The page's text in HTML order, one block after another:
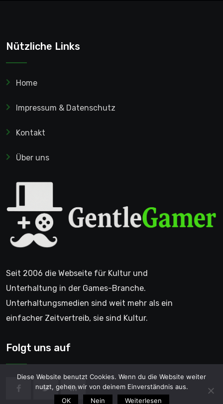
Nützliche Links
Home
Impressum & Datenschutz
Kontakt
Über uns
Seit 2006 die Webseite für Kultur und
Unterhaltung in der Games-Branche.
Unterhaltungsmedien sind weit mehr als ein
einfacher Zeitvertreib, sie sind Kultur.
Folgt uns auf
Diese Website benutzt Cookies. Wenn du die Website weiter
nutzt, gehen wir von deinem Einverständnis aus.
OK
Nein Weiterlesen